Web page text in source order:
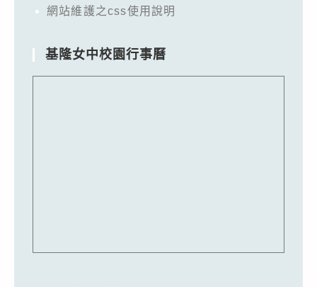
網站維護之css使用說明
基隆女中校園行事曆